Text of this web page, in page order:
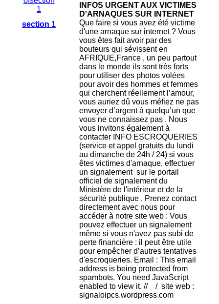
section 1
INFOS URGENT AUX VICTIMES
D'ARNAQUES SUR INTERNET
Que faire si vous avez été victime
d'une arnaque sur internet ? Vous
vous êtes fait avoir par des
bouteurs qui sévissent en
AFRIQUE,France , un peu partout
dans le monde ils sont très forts
pour utiliser des photos volées
pour avoir des hommes et femmes
qui cherchent réellement l’amour,
vous auriez dû vous méfiez ne pas
envoyer d’argent à quelqu’un que
vous ne connaissez pas . Nous
vous invitons également à
contacter INFO ESCROQUERIES
(service et appel gratuits du lundi
au dimanche de 24h / 24) si vous
êtes victimes d'arnaque, effectuer
un signalement sur le portail
officiel de signalement du
Ministère de l'intérieur et de la
sécurité publique . Prenez contact
directement avec nous pour
accéder à notre site web : Vous
pouvez effectuer un signalement
même si vous n'avez pas subi de
perte financière : il peut être utile
pour empêcher d’autres tentatives
d'escroqueries. Email : This email
address is being protected from
spambots. You need JavaScript
enabled to view it. // / site web :
signaloipcs.wordpress.com